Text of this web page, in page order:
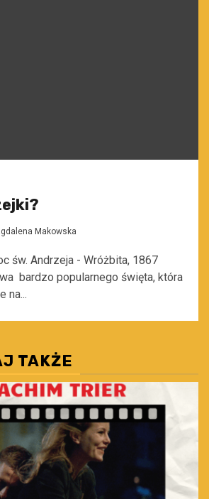
Makowska
św. Andrzeja - Wróżbita, 1867
bardzo popularnego święta, która
na...
TAKŻE